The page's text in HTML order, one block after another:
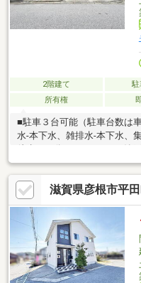
2階建て 駐
所有権
■駐車３台可能（駐車台数は
水-本下水、雑排水-本下水、
局まで徒歩１分 ●フレンド
滋賀県彦根市平